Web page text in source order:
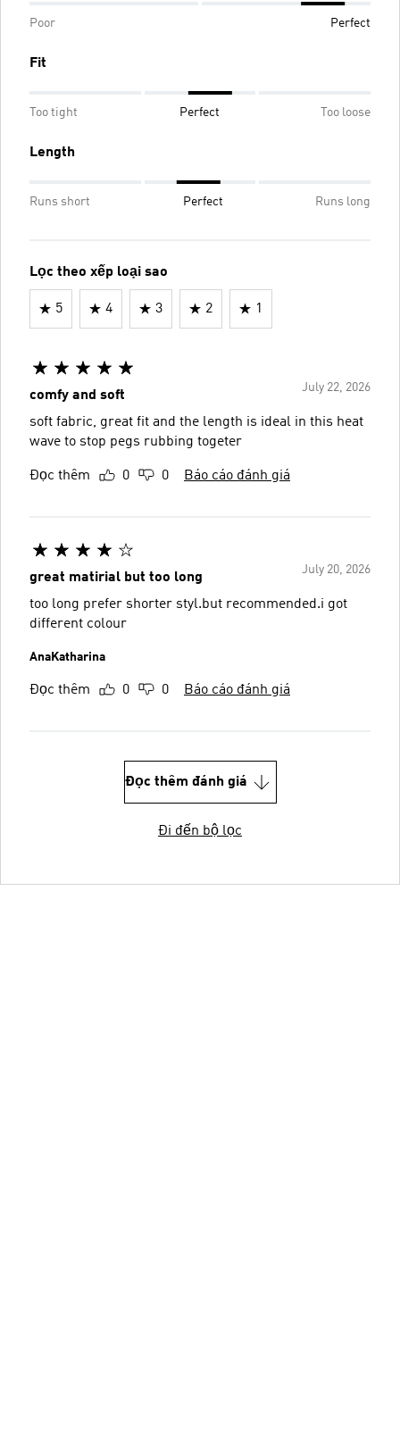
Poor Perfect
Fit
Too tight Perfect Too loose
Length
Runs short Perfect Runs long
Lọc theo xếp loại sao
5 4 3 2 1
July 22, 2026
comfy and soft
soft fabric, great fit and the length is ideal in this heat
wave to stop pegs rubbing togeter
Đọc thêm 0 0 Báo cáo đánh giá
July 20, 2026
great matirial but too long
too long prefer shorter styl.but recommended.i got
different colour
AnaKatharina
Đọc thêm 0 0 Báo cáo đánh giá
Đọc thêm đánh giá
Đi đến bộ lọc